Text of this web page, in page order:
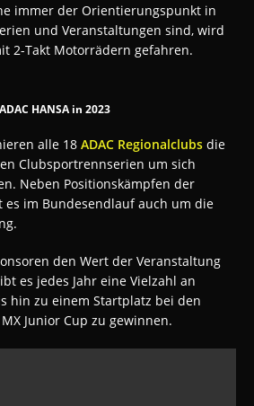
immer der Orientierungspunkt in
und Veranstaltungen sind, wird
2-Takt Motorrädern gefahren.
HANSA in 2023
alle 18 ADAC Regionalclubs die
Clubsportrennserien um sich
Neben Positionskämpfen der
es im Bundesendlauf auch um die
den Wert der Veranstaltung
es jedes Jahr eine Vielzahl an
hin zu einem Startplatz bei den
Junior Cup zu gewinnen.